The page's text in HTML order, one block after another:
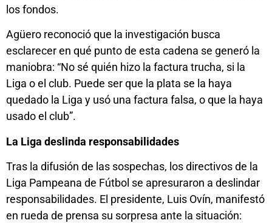
los fondos.
Agüero reconoció que la investigación busca
esclarecer en qué punto de esta cadena se generó la
maniobra: “No sé quién hizo la factura trucha, si la
Liga o el club. Puede ser que la plata se la haya
quedado la Liga y usó una factura falsa, o que la haya
usado el club”.
La Liga deslinda responsabilidades
Tras la difusión de las sospechas, los directivos de la
Liga Pampeana de Fútbol se apresuraron a deslindar
responsabilidades. El presidente, Luis Ovín, manifestó
en rueda de prensa su sorpresa ante la situación: